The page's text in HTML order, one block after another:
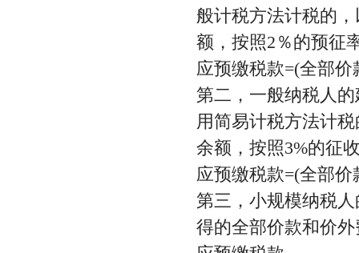
般计税方法计税的
额，按照2％的预征
应预缴税款=(全部价
第二，一般纳税人
用简易计税方法计
余额，按照3%的征
应预缴税款=(全部价
第三，小规模纳税
得的全部价款和价